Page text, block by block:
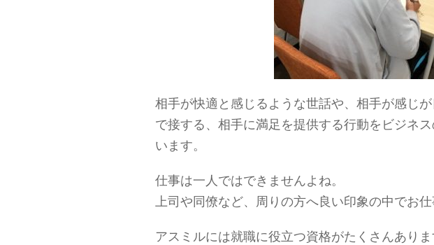
相手が快適と感じるような世話や、相手が感じ
で接する、相手に満足を提供する行動をビジネ
います。
仕事は一人ではできませんよね。
上司や同僚など、周りの方へ良い印象の中でお
アスミルには就職に役立つ資格がたくさんありま